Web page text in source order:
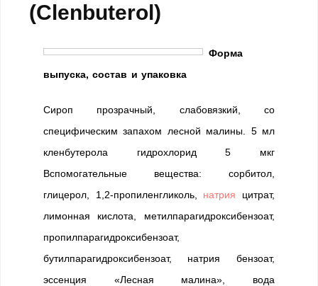
(Clenbuterol)
Форма
выпуска, состав и упаковка
Сироп прозрачный, слабовязкий, со
специфическим запахом лесной малины. 5 мл
кленбутерола гидрохлорид 5 мкг
Вспомогательные вещества: сорбитол,
глицерол, 1,2-пропиленгликоль, натрия цитрат,
лимонная кислота, метилпарагидроксибензоат,
пропилпарагидроксибензоат,
бутилпарагидроксибензоат, натрия бензоат,
эссенция «Лесная малина», вода